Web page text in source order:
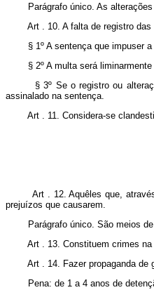
Parágrafo único. As alterações
Art . 10. A falta de registro das
§ 1º A sentença que impuser a
§ 2º A multa será liminarmente
§ 3º Se o registro ou alteração
assinalado na sentença.
Art . 11. Considera-se
Art . 12. Aquêles que, através
prejuízos que causarem.
Parágrafo único. São meios de
Art . 13. Constituem crimes na
Art . 14. Fazer propaganda de
Pena: de 1 a 4 anos de